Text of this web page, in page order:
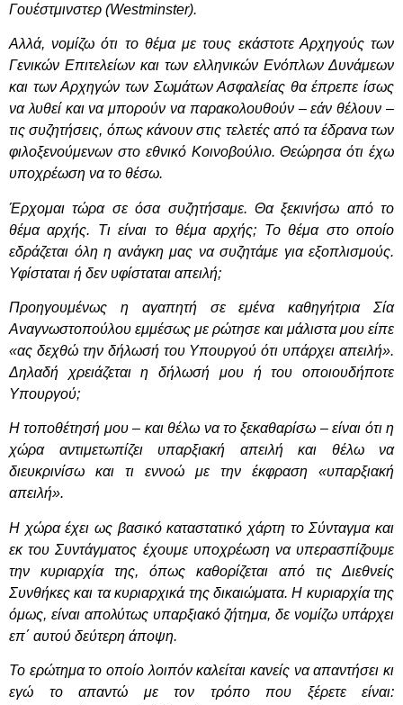
Γουέστμινστερ (Westminster).
Αλλά, νομίζω ότι το θέμα με τους εκάστοτε Αρχηγούς των
Γενικών Επιτελείων και των ελληνικών Ενόπλων Δυνάμεων
και των Αρχηγών των Σωμάτων Ασφαλείας θα έπρεπε ίσως
να λυθεί και να μπορούν να παρακολουθούν – εάν θέλουν –
τις συζητήσεις, όπως κάνουν στις τελετές από τα έδρανα των
φιλοξενούμενων στο εθνικό Κοινοβούλιο. Θεώρησα ότι έχω
υποχρέωση να το θέσω.
Έρχομαι τώρα σε όσα συζητήσαμε. Θα ξεκινήσω από το
θέμα αρχής. Τι είναι το θέμα αρχής; Το θέμα στο οποίο
εδράζεται όλη η ανάγκη μας να συζητάμε για εξοπλισμούς.
Υφίσταται ή δεν υφίσταται απειλή;
Προηγουμένως η αγαπητή σε εμένα καθηγήτρια Σία
Αναγνωστοπούλου εμμέσως με ρώτησε και μάλιστα μου είπε
«ας δεχθώ την δήλωσή του Υπουργού ότι υπάρχει απειλή».
Δηλαδή χρειάζεται η δήλωσή μου ή του οποιουδήποτε
Υπουργού;
Η τοποθέτησή μου – και θέλω να το ξεκαθαρίσω – είναι ότι η
χώρα αντιμετωπίζει υπαρξιακή απειλή και θέλω να
διευκρινίσω και τι εννοώ με την έκφραση «υπαρξιακή
απειλή».
Η χώρα έχει ως βασικό καταστατικό χάρτη το Σύνταγμα και
εκ του Συντάγματος έχουμε υποχρέωση να υπερασπίζουμε
την κυριαρχία της, όπως καθορίζεται από τις Διεθνείς
Συνθήκες και τα κυριαρχικά της δικαιώματα. Η κυριαρχία της
όμως, είναι απολύτως υπαρξιακό ζήτημα, δε νομίζω υπάρχει
επ΄ αυτού δεύτερη άποψη.
Το ερώτημα το οποίο λοιπόν καλείται κανείς να απαντήσει κι
εγώ το απαντώ με τον τρόπο που ξέρετε είναι: